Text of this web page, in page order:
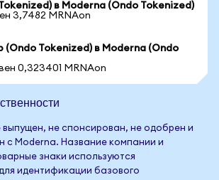
в Moderna (Ondo Tokenized)
3,7482 MRNAon
(Ondo Tokenized) в Moderna (Ondo
0,323401 MRNAon
выпущен, не спонсирован, не одобрен и
с Moderna. Название компании и
знаки используются
идентификации базового